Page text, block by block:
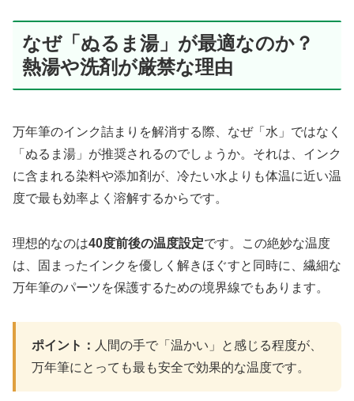
なぜ「ぬるま湯」が最適なのか？
熱湯や洗剤が厳禁な理由
万年筆のインク詰まりを解消する際、なぜ「水」ではなく
「ぬるま湯」が推奨されるのでしょうか。それは、インク
に含まれる染料や添加剤が、冷たい水よりも体温に近い温
度で最も効率よく溶解するからです。
理想的なのは40度前後の温度設定です。この絶妙な温度
は、固まったインクを優しく解きほぐすと同時に、繊細な
万年筆のパーツを保護するための境界線でもあります。
ポイント： 人間の手で「温かい」と感じる程度が、
万年筆にとっても最も安全で効果的な温度です。